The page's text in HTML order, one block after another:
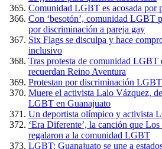
Comunidad LGBT es acosada por
Con ‘besotón’, comunidad LGBT
por discriminación a pareja gay
Six Flags se disculpa y hace
inclusivo
Tras protesta de comunidad LGBT
recuerdan Reino Aventura
Protestan por discriminación
Muere el activista Lalo Vázquez,
LGBT en Guanajuato
Un deportista olímpico y activista
‘Era Diferente’, la canción que
regalaron a la comunidad LGBT
LGBT: Guanajuato se une a